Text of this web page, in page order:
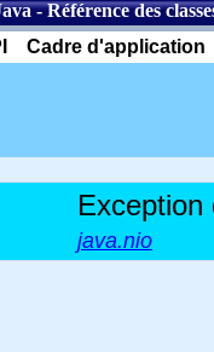
-Référence des
Cadre d'application
Exception
java.nio